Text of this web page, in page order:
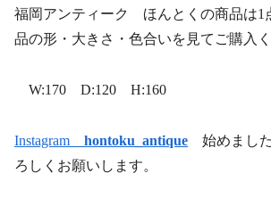
福岡アンティーク ほんとくの商品は1
品の形・大きさ・色合いを見てご購入く
W:170 D:120 H:160
Instagram hontoku_antique 始めまし
ろしくお願いします。